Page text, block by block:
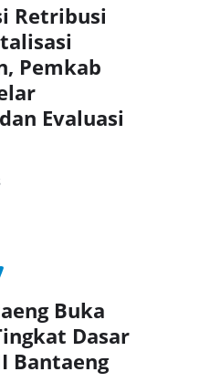
Retribusi
Pemkab
Evaluasi
Buka
Dasar
Bantaeng